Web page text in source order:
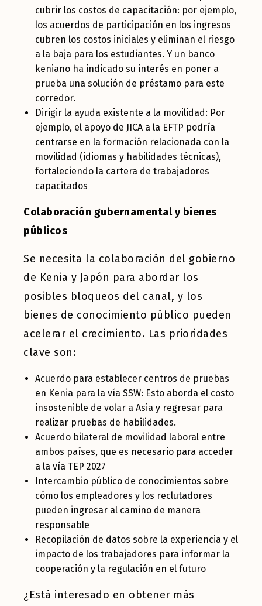
cubrir los costos de capacitación: por ejemplo,
los acuerdos de participación en los ingresos
cubren los costos iniciales y eliminan el riesgo
a la baja para los estudiantes. Y un banco
keniano ha indicado su interés en poner a
prueba una solución de préstamo para este
corredor.
Dirigir la ayuda existente a la movilidad: Por
ejemplo, el apoyo de JICA a la EFTP podría
centrarse en la formación relacionada con la
movilidad (idiomas y habilidades técnicas),
fortaleciendo la cartera de trabajadores
capacitados
Colaboración gubernamental y bienes
públicos
Se necesita la colaboración del gobierno
de Kenia y Japón para abordar los
posibles bloqueos del canal, y los
bienes de conocimiento público pueden
acelerar el crecimiento. Las prioridades
clave son:
Acuerdo para establecer centros de pruebas
en Kenia para la vía SSW: Esto aborda el costo
insostenible de volar a Asia y regresar para
realizar pruebas de habilidades.
Acuerdo bilateral de movilidad laboral entre
ambos países, que es necesario para acceder
a la vía TEP 2027
Intercambio público de conocimientos sobre
cómo los empleadores y los reclutadores
pueden ingresar al camino de manera
responsable
Recopilación de datos sobre la experiencia y el
impacto de los trabajadores para informar la
cooperación y la regulación en el futuro
¿Está interesado en obtener más